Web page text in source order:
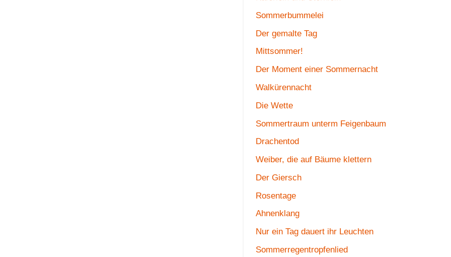
Sommerbummelei
Der gemalte Tag
Mittsommer!
Der Moment einer Sommernacht
Walkürennacht
Die Wette
Sommertraum unterm Feigenbaum
Drachentod
Weiber, die auf Bäume klettern
Der Giersch
Rosentage
Ahnenklang
Nur ein Tag dauert ihr Leuchten
Sommerregentropfenlied